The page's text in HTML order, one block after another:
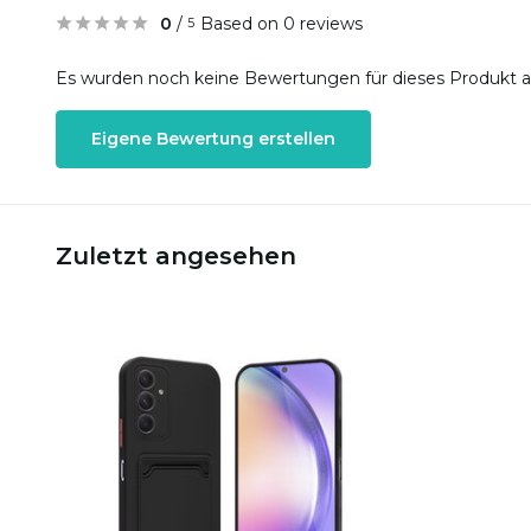
0 / 5 Based on 0 reviews
Es wurden noch keine Bewertungen für dieses Produkt
Eigene Bewertung erstellen
Zuletzt angesehen